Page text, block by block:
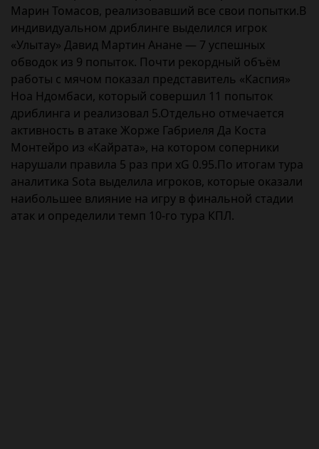
Марин Томасов, реализовавший все свои попытки.В
индивидуальном дриблинге выделился игрок
«Улытау» Давид Мартин Анане — 7 успешных
обводок из 9 попыток. Почти рекордный объём
работы с мячом показал представитель «Каспия»
Ноа Ндомбаси, который совершил 11 попыток
дриблинга и реализовал 5.Отдельно отмечается
активность в атаке Жорже Габриеля Да Коста
Монтейро из «Кайрата», на котором соперники
нарушали правила 5 раз при xG 0.95.По итогам тура
аналитика Sota выделила игроков, которые оказали
наибольшее влияние на игру в финальной стадии
атак и определили темп 10-го тура КПЛ.